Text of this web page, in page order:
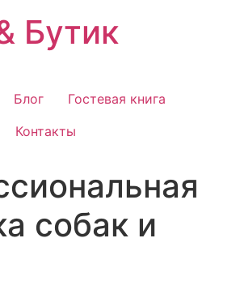
Бутик
Блог
Гостевая книга
Контакты
собак и